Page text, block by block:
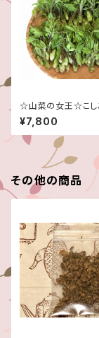
☆山菜の女王☆こし
得です！たっぷり1キ
売☆4月末頃からか
の発送予定です☆
¥7,800
その他の商品